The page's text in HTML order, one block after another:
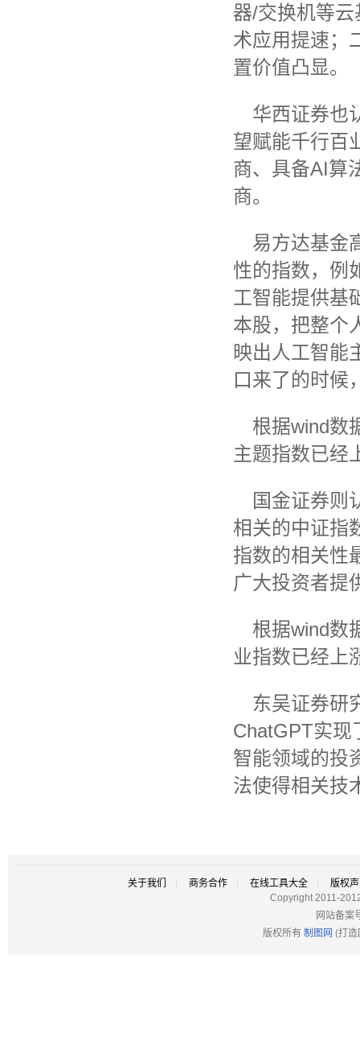
器/交换机等
术应用提速；
置价值凸显。
华西证券也
望赋能千行百
商、具备AI算
商。
易方达基金
性的指数，例
工智能提供基
本股，把整个
映出人工智能
口来了的时候
根据wind数
主题指数已经
国金证券则
相关的中证指
指数的相关性
广大投资者提
根据wind数
业指数已经上
东吴证券研
ChatGPT实现
智能领域的投
法使得相关技
关于我们 商务合作 在线工具大全
版权
Copyright 2011-
网站备案
版权所有 制图网 (打造